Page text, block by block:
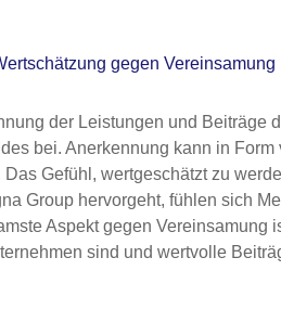
gegen Vereinsamung
der Leistungen und Beiträge
bei. Anerkennung kann in
Gefühl, wertgeschätzt zu
Group hervorgeht, fühlen sich
Aspekt gegen Vereinsamung
sind und wertvolle